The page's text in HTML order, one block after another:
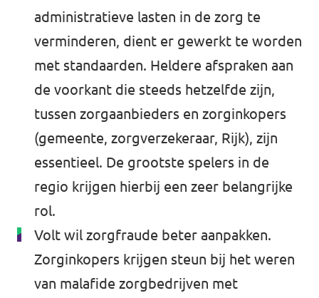
administratieve lasten in de zorg te
verminderen, dient er gewerkt te worden
met standaarden. Heldere afspraken aan
de voorkant die steeds hetzelfde zijn,
tussen zorgaanbieders en zorginkopers
(gemeente, zorgverzekeraar, Rijk), zijn
essentieel. De grootste spelers in de
regio krijgen hierbij een zeer belangrijke
rol.
Volt wil zorgfraude beter aanpakken.
Zorginkopers krijgen steun bij het weren
van malafide zorgbedrijven met